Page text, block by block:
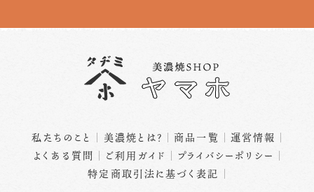
私たちのこと 美濃焼とは？ 商品一覧
運営情報
よくある質問
ご利用ガイド
プライバシーポリシー
特定商取引法に基づく表記